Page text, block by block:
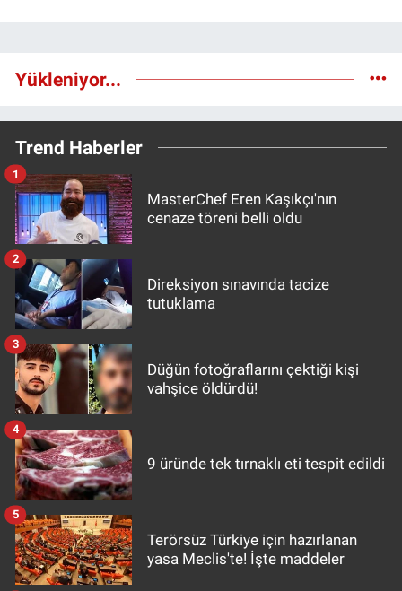
Yükleniyor...
Trend Haberler
MasterChef Eren Kaşıkçı'nın
cenaze töreni belli oldu
1
Direksiyon sınavında tacize
tutuklama
2
Düğün fotoğraflarını çektiği kişi
vahşice öldürdü!
3
9 üründe tek tırnaklı eti tespit edildi
4
Terörsüz Türkiye için hazırlanan
yasa Meclis'te! İşte maddeler
5